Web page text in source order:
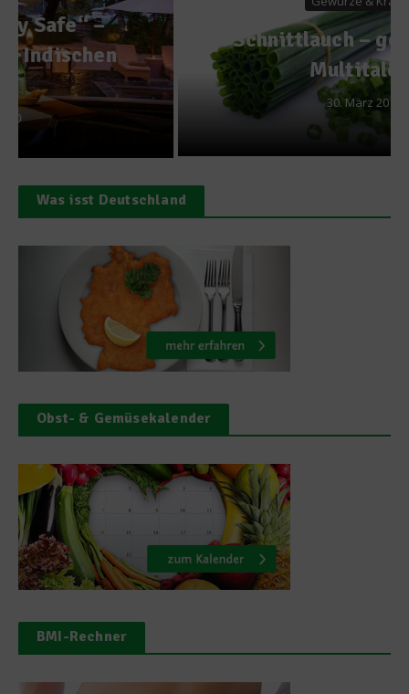
Schnittlauch – genügsames
Multitalent
30. März 2014
Was isst Deutschland
Obst- & Gemüsekalender
BMI-Rechner